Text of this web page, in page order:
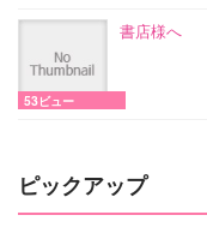
書店様へ
53ビュー
ピックアップ